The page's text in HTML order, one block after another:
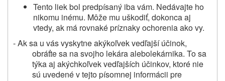
Tento liek bol predpísaný iba vám. Nedávajte ho
nikomu inému. Môže mu uškodiť, dokonca aj
vtedy, ak má rovnaké príznaky ochorenia ako vy.
-Ak sa u vás vyskytne akýkoľvek vedľajší účinok,
obráťte sa na svojho lekáraalebolekárnika. To sa
týka aj akýchkoľvek vedľajších účinkov, ktoré nie
sú uvedené v tejto písomnej informácii pre